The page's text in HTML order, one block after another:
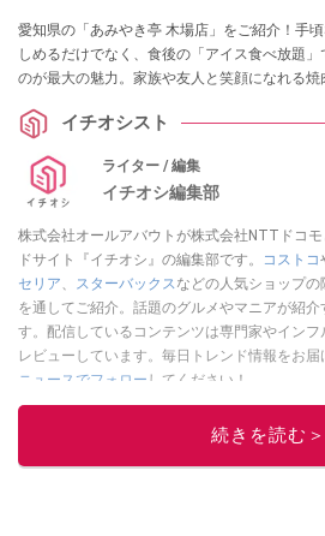
愛知県の「あみやき亭 木場店」をご紹介！手
しめるだけでなく、食後の「アイス食べ放題
のが最大の魅力。家族や友人と笑顔になれる焼
イチオシスト
ライター / 編集
イチオシ編集部
株式会社オールアバウトが株式会社NTTドコ
ドサイト『イチオシ』の編集部です。
コストコ
セリア
スターバックス などの人気ショップ
を通してご紹介。話題のグルメやマニアが紹
す。配信しているコンテンツは専門家やイン
レビューしています。毎日トレンド情報をお
ニュースでフォロー してください！
続きを読む＞